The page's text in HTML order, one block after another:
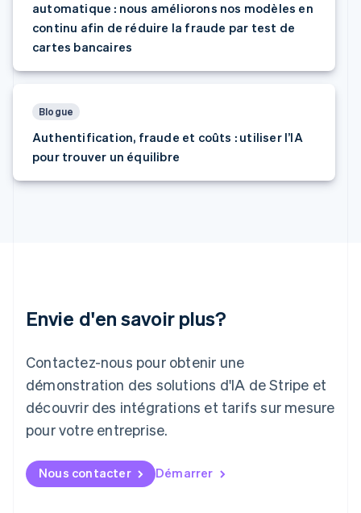
automatique : nous améliorons nos modèles en
continu afin de réduire la fraude par test de
cartes bancaires
Blogue
Authentification, fraude et coûts : utiliser l’IA
pour trouver un équilibre
Envie d'en savoir plus?
Contactez-nous pour obtenir une
démonstration des solutions d'IA de Stripe et
découvrir des intégrations et tarifs sur mesure
pour votre entreprise.
Nous contacter Démarrer
English
Italie
Italiano English
日本語English
English
Deutsch English
Lituanie
Norvège
Nouvelle-Zélande
English
Pays-Bas
Nederlands English
English
Português English
RAS de Hong Kong, Chine